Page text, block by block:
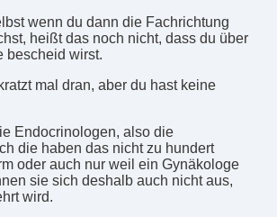
wenn du dann die Fachrichtung
heißt das noch nicht, dass du über
bescheid wirst.
mal dran, aber du hast keine
Endocrinologen, also die
die haben das nicht zu hundert
oder auch nur weil ein Gynäkologe
sie sich deshalb auch nicht aus,
wird.